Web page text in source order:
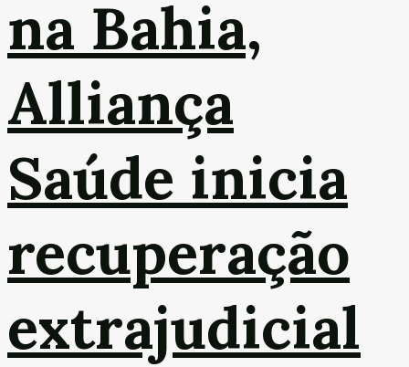
na Bahia,
Alliança
Saúde inicia
recuperação
extrajudicial